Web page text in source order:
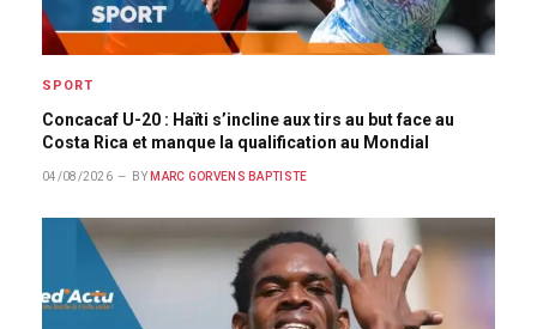
SPORT
Concacaf U-20 : Haïti s’incline aux tirs au but face au
Costa Rica et manque la qualification au Mondial
04/08/2026 BY MARC GORVENS BAPTISTE